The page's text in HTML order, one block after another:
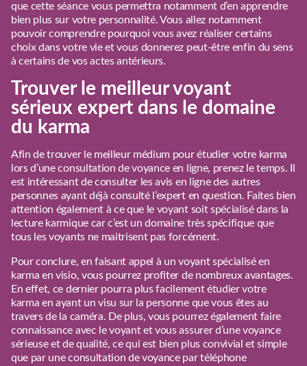
que cette séance vous permettra notamment d’en apprendre
bien plus sur votre personnalité. Vous allez notamment
pouvoir comprendre pourquoi vous avez réaliser certains
choix dans votre vie et vous donnerez peut-être enfin du sens
à certains de vos actes antérieurs.
Trouver le meilleur voyant
sérieux expert dans le domaine
du karma
Afin de trouver le meilleur médium pour étudier votre karma
lors d’une consultation de voyance en ligne, prenez le temps. Il
est intéressant de consulter les avis en ligne des autres
personnes ayant déjà consulté l’expert en question. Faites bien
attention également à ce que le voyant soit spécialisé dans la
lecture karmique car c’est un domaine très spécifique que
tous les voyants ne maitrisent pas forcément.
Pour conclure, en faisant appel à un voyant spécialisé en
karma en visio, vous pourrez profiter de nombreux avantages.
En effet, ce dernier pourra plus facilement étudier votre
karma en ayant un visu sur la personne que vous êtes au
travers de la caméra. De plus, vous pourrez également faire
connaissance avec le voyant et vous assurer d’une voyance
sérieuse et de qualité, ce qui est bien plus convivial et simple
que par une consultation de voyance par téléphone